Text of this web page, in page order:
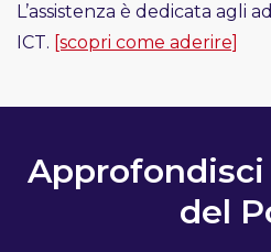
L’assistenza è dedicata agli
ICT. [scopri come aderire]
Approfondisci
del